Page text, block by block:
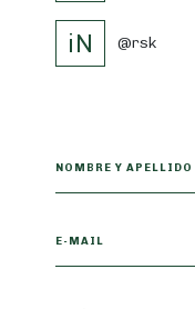
iN @rsk